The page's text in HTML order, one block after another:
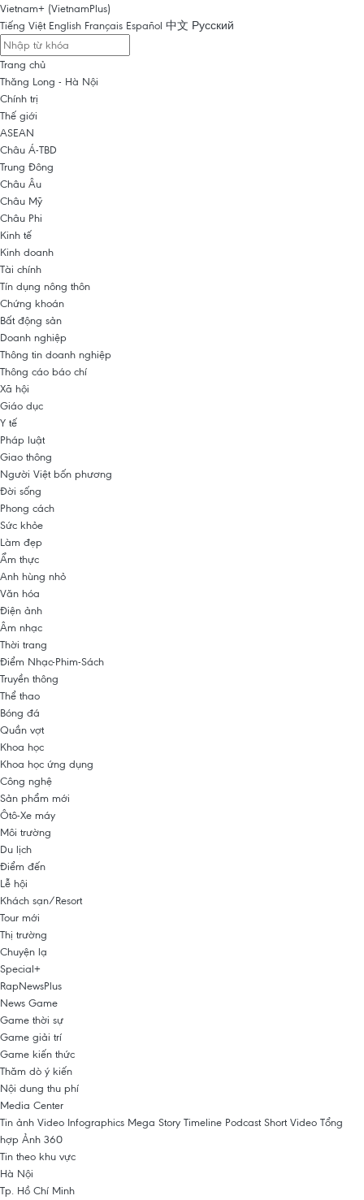
Vietnam+ (VietnamPlus)
Tiếng Việt English Français Español 中文 Русский
Trang chủ
Thăng Long - Hà Nội
Chính trị
Thế giới
ASEAN
Châu Á-TBD
Trung Đông
Châu Âu
Châu Mỹ
Châu Phi
Kinh tế
Kinh doanh
Tài chính
Tín dụng nông thôn
Chứng khoán
Bất động sản
Doanh nghiệp
Thông tin doanh nghiệp
Thông cáo báo chí
Xã hội
Giáo dục
Y tế
Pháp luật
Giao thông
Người Việt bốn phương
Đời sống
Phong cách
Sức khỏe
Làm đẹp
Ẩm thực
Anh hùng nhỏ
Văn hóa
Điện ảnh
Âm nhạc
Thời trang
Điểm Nhạc-Phim-Sách
Truyền thông
Thể thao
Bóng đá
Quần vợt
Khoa học
Khoa học ứng dụng
Công nghệ
Sản phẩm mới
Ôtô-Xe máy
Môi trường
Du lịch
Điểm đến
Lễ hội
Khách sạn/Resort
Tour mới
Thị trường
Chuyện lạ
Special+
RapNewsPlus
News Game
Game thời sự
Game giải trí
Game kiến thức
Thăm dò ý kiến
Nội dung thu phí
Media Center
Tin ảnh Video Infographics Mega Story Timeline Podcast Short Video Tổng
hợp Ảnh 360
Tin theo khu vực
Hà Nội
Tp. Hồ Chí Minh